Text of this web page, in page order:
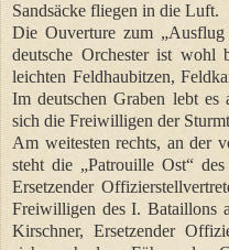
Sandsäcke fliegen in die Luft.
Die Ouverture zum
deutsche Orchester ist wohl
leichten Feldhaubitzen,
Im deutschen Graben lebt es
sich die Freiwilligen der
Am weitesten rechts, an der
steht die „Patrouille Ost“
Ersetzender
Freiwilligen des I. Bataillons
Kirschner, Ersetzender